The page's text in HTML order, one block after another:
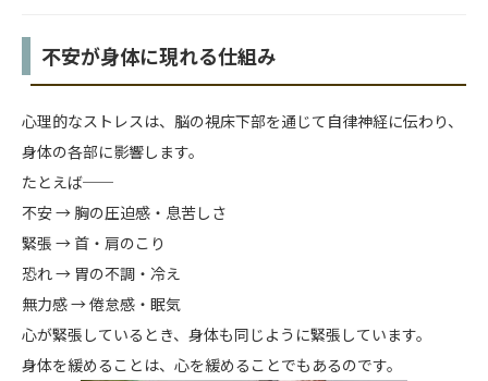
不安が身体に現れる仕組み
心理的なストレスは、脳の視床下部を通じて自律神経に伝わり、
身体の各部に影響します。
たとえば──
不安 → 胸の圧迫感・息苦しさ
緊張 → 首・肩のこり
恐れ → 胃の不調・冷え
無力感 → 倦怠感・眠気
心が緊張しているとき、身体も同じように緊張しています。
身体を緩めることは、心を緩めることでもあるのです。